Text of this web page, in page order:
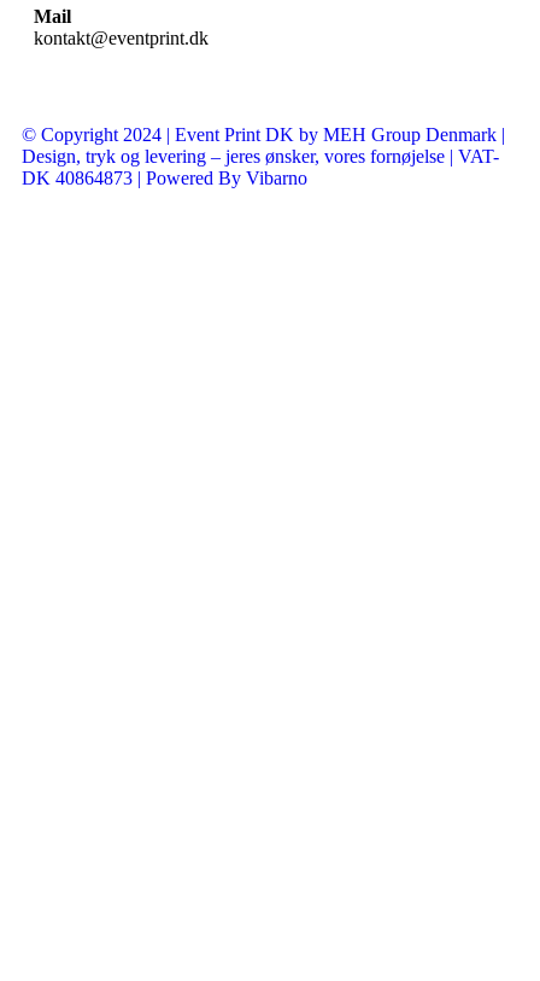
Mail
kontakt@eventprint.dk
© Copyright 2024 | Event Print DK by MEH Group Denmark |
Design, tryk og levering – jeres ønsker, vores fornøjelse | VAT-
DK 40864873 | Powered By Vibarno